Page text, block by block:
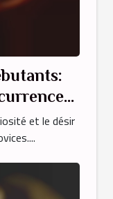
et le désir